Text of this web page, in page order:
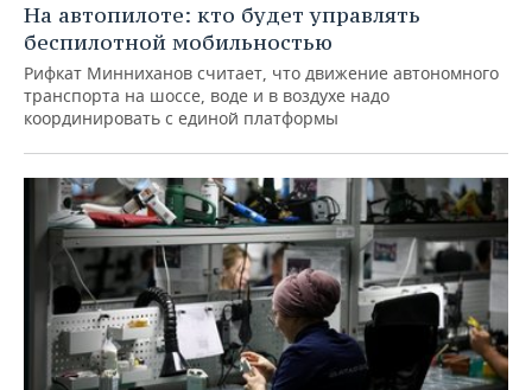
На автопилоте: кто будет управлять
беспилотной мобильностью
Рифкат Минниханов считает, что движение автономного
транспорта на шоссе, воде и в воздухе надо
координировать с единой платформы